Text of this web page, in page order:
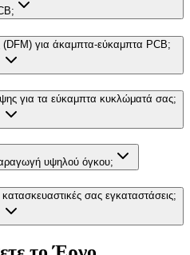
(DFM) για άκαμπτα-εύκαμπτα PCB;
για τα εύκαμπτα κυκλώματά σας;
υψηλού όγκου;
κατασκευαστικές σας εγκαταστάσεις;